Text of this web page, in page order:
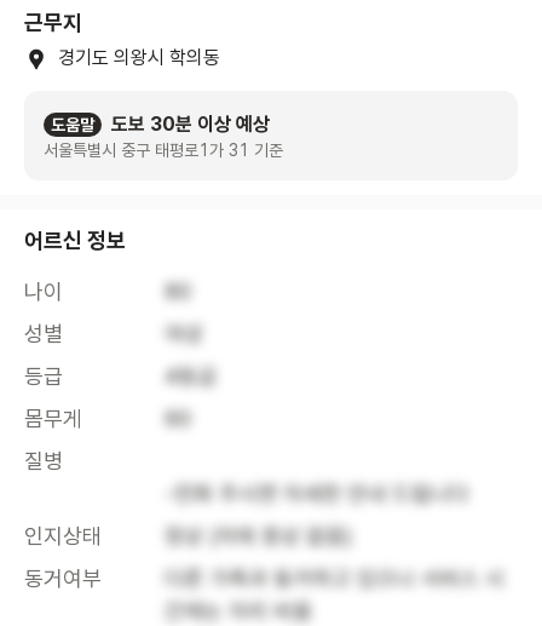
근무지
경기도 의왕시 학의동
도움말 도보 30분 이상 예상
서울특별시 중구 태평로1가 31 기준
어르신 정보
나이
80
성별
여성
등급
4등급
몸무게
60
질병
-전화 주시면 자세한 안내 드립니다
인지상태
정상 (치매 증상 없음)
동거여부
다른 가족과 동거하고 있으나 서비스 시
간에는 자리 비움